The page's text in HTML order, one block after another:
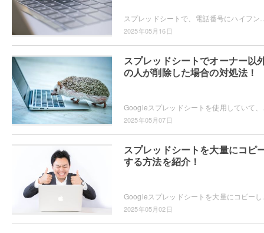
2025年05月16日
スプレッドシートでオーナー以
の人が削除した場合の対処法！
2025年05月07日
スプレッドシートを大量にコピ
する方法を紹介！
2025年05月02日